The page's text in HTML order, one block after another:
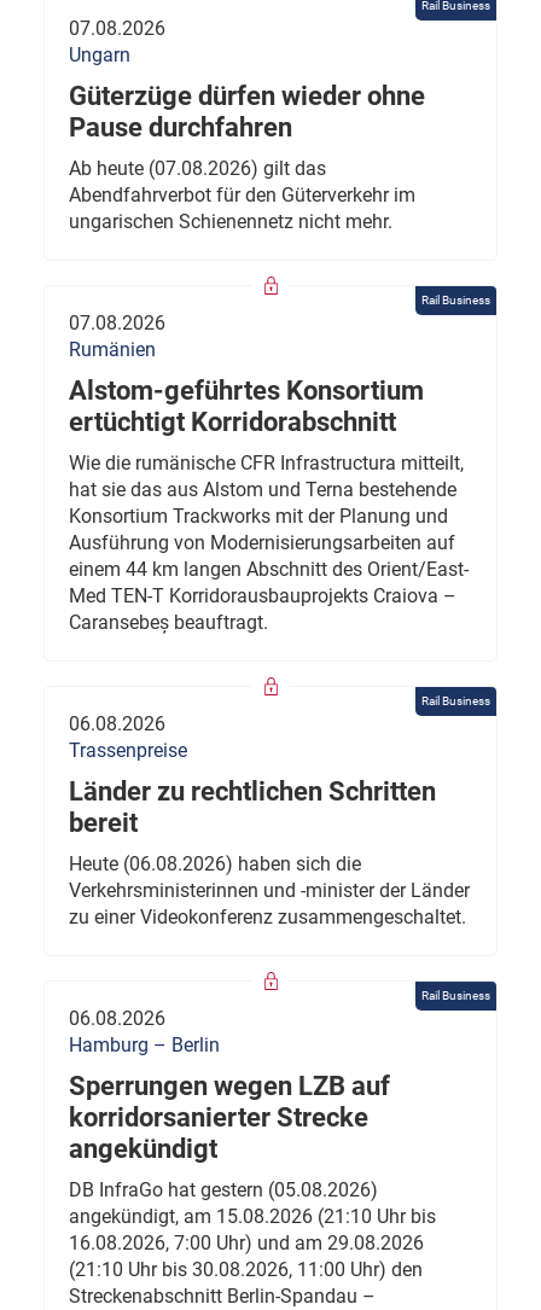
Rail Business
07.08.2026
Ungarn
Güterzüge dürfen wieder ohne
Pause durchfahren
Ab heute (07.08.2026) gilt das
Abendfahrverbot für den Güterverkehr im
ungarischen Schienennetz nicht mehr.
Rail Business
07.08.2026
Rumänien
Alstom-geführtes Konsortium
ertüchtigt Korridorabschnitt
Wie die rumänische CFR Infrastructura mitteilt,
hat sie das aus Alstom und Terna bestehende
Konsortium Trackworks mit der Planung und
Ausführung von Modernisierungsarbeiten auf
einem 44 km langen Abschnitt des Orient/East-
Med TEN-T Korridorausbauprojekts Craiova –
Caransebeș beauftragt.
Rail Business
06.08.2026
Trassenpreise
Länder zu rechtlichen Schritten
bereit
Heute (06.08.2026) haben sich die
Verkehrsministerinnen und -minister der Länder
zu einer Videokonferenz zusammengeschaltet.
Rail Business
06.08.2026
Hamburg – Berlin
Sperrungen wegen LZB auf
korridorsanierter Strecke
angekündigt
DB InfraGo hat gestern (05.08.2026)
angekündigt, am 15.08.2026 (21:10 Uhr bis
16.08.2026, 7:00 Uhr) und am 29.08.2026
(21:10 Uhr bis 30.08.2026, 11:00 Uhr) den
Streckenabschnitt Berlin-Spandau –